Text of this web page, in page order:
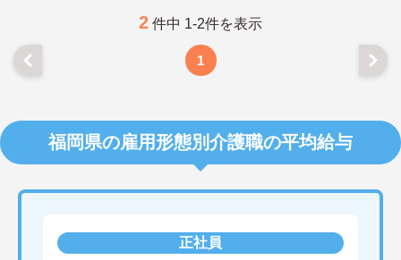
2 件中 1-2件を表示
1
福岡県の雇用形態別介護職の平均給与
正社員